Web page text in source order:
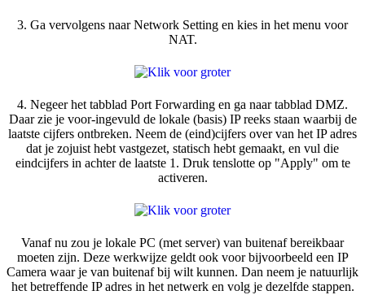
3. Ga vervolgens naar Network Setting en kies in het menu voor
NAT.
4. Negeer het tabblad Port Forwarding en ga naar tabblad DMZ.
Daar zie je voor-ingevuld de lokale (basis) IP reeks staan waarbij de
laatste cijfers ontbreken. Neem de (eind)cijfers over van het IP adres
dat je zojuist hebt vastgezet, statisch hebt gemaakt, en vul die
eindcijfers in achter de laatste 1. Druk tenslotte op "Apply" om te
activeren.
Vanaf nu zou je lokale PC (met server) van buitenaf bereikbaar
moeten zijn. Deze werkwijze geldt ook voor bijvoorbeeld een IP
Camera waar je van buitenaf bij wilt kunnen. Dan neem je natuurlijk
het betreffende IP adres in het netwerk en volg je dezelfde stappen.